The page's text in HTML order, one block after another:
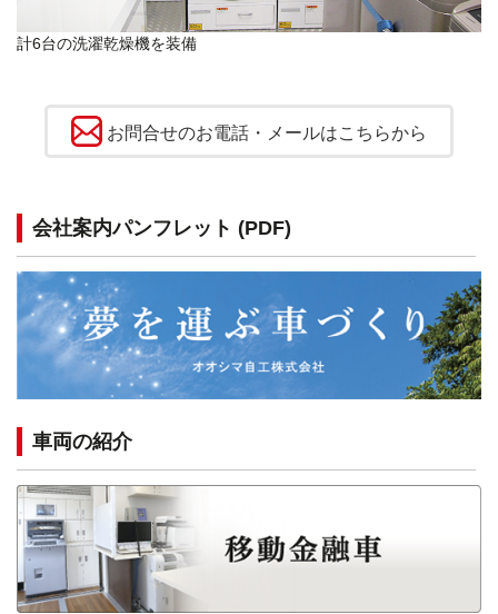
計6台の洗濯乾燥機を装備
お問合せのお電話・メールはこちらから
会社案内パンフレット (PDF)
車両の紹介